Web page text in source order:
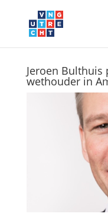
Jeroen Bulthuis
wethouder in